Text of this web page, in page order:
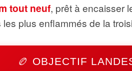
tout neuf, prêt à encaisser
les plus enflammés de la
🏉 OBJECTIF